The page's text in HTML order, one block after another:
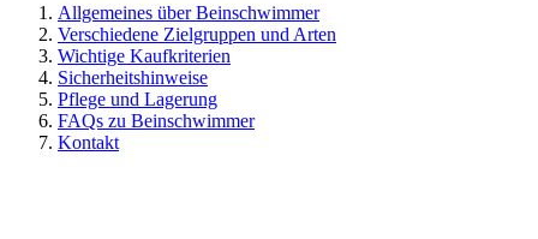
Allgemeines über Beinschwimmer
Verschiedene Zielgruppen und Arten
Wichtige Kaufkriterien
Sicherheitshinweise
Pflege und Lagerung
FAQs zu Beinschwimmer
Kontakt